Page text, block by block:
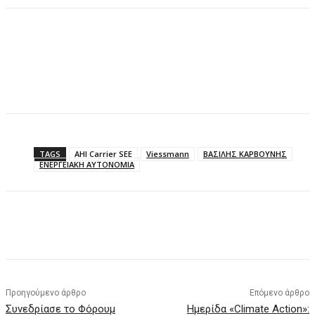
TAGS AHI Carrier SEE Viessmann
ΒΑΣΙΛΗΣ ΚΑΡΒΟΥΝΗΣ
ΕΝΕΡΓΕΙΑΚΗ ΑΥΤΟΝΟΜΙΑ
Προηγούμενο άρθρο
Συνεδρίασε το Φόρουμ
Επόμενο άρθρο
Ημερίδα «Climate Action»: